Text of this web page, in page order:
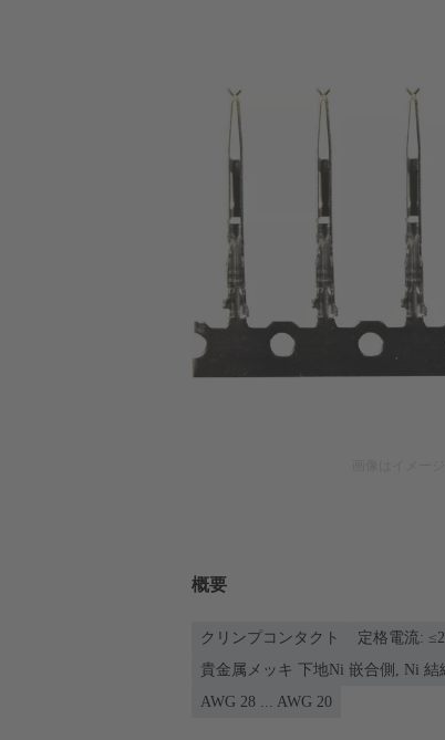
概要
クリンプコンタクト 定格電流:
貴金属メッキ 下地Ni 嵌合側, Ni 結
AWG 28 ... AWG 20